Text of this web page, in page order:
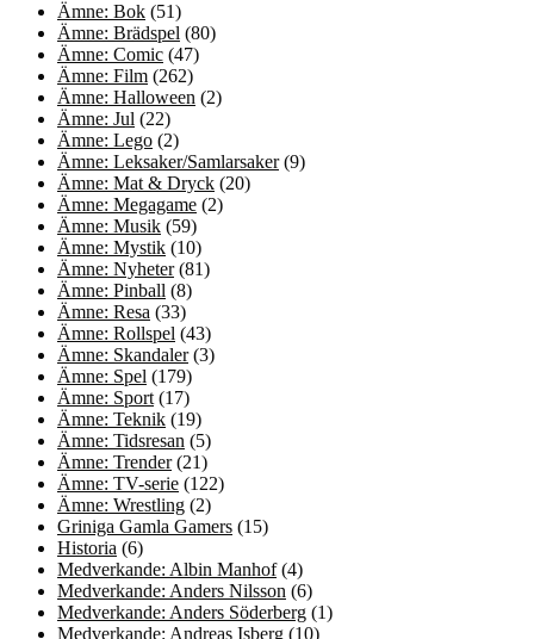
Ämne: Bok (51)
Ämne: Brädspel (80)
Ämne: Comic (47)
Ämne: Film (262)
Ämne: Halloween (2)
Ämne: Jul (22)
Ämne: Lego (2)
Ämne: Leksaker/Samlarsaker(9)
Ämne: Mat & Dryck (20)
Ämne: Megagame (2)
Ämne: Musik (59)
Ämne: Mystik (10)
Ämne: Nyheter(81)
Ämne: Pinball (8)
Ämne: Resa (33)
Ämne: Rollspel (43)
Ämne: Skandaler(3)
Ämne: Spel (179)
Ämne: Sport (17)
Ämne: Teknik (19)
Ämne: Tidsresan (5)
Ämne: Trender(21)
Ämne: TV-serie (122)
Ämne: Wrestling (2)
Griniga Gamla Gamers (15)
Historia (6)
Medverkande: Albin Manhof(4)
Medverkande: Anders Nilsson (6)
Medverkande: Anders Söderberg (1)
Medverkande: Andreas Isberg (10)